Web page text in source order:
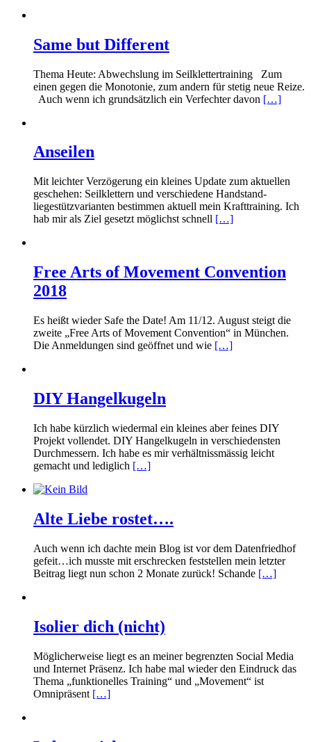
Same but Different
Thema Heute: Abwechslung im Seilklettertraining Zum
einen gegen die Monotonie, zum andern für stetig neue Reize.
Auch wenn ich grundsätzlich ein Verfechter davon […]
Anseilen
Mit leichter Verzögerung ein kleines Update zum aktuellen
geschehen: Seilklettern und verschiedene Handstand-
liegestützvarianten bestimmen aktuell mein Krafttraining. Ich
hab mir als Ziel gesetzt möglichst schnell […]
Free Arts of Movement Convention
2018
Es heißt wieder Safe the Date! Am 11/12. August steigt die
zweite „Free Arts of Movement Convention“ in München.
Die Anmeldungen sind geöffnet und wie […]
DIY Hangelkugeln
Ich habe kürzlich wiedermal ein kleines aber feines DIY
Projekt vollendet. DIY Hangelkugeln in verschiedensten
Durchmessern. Ich habe es mir verhältnissmässig leicht
gemacht und lediglich […]
Alte Liebe rostet….
Auch wenn ich dachte mein Blog ist vor dem Datenfriedhof
gefeit…ich musste mit erschrecken feststellen mein letzter
Beitrag liegt nun schon 2 Monate zurück! Schande […]
Isolier dich (nicht)
Möglicherweise liegt es an meiner begrenzten Social Media
und Internet Präsenz. Ich habe mal wieder den Eindruck das
Thema „funktionelles Training“ und „Movement“ ist
Omnipräsent […]